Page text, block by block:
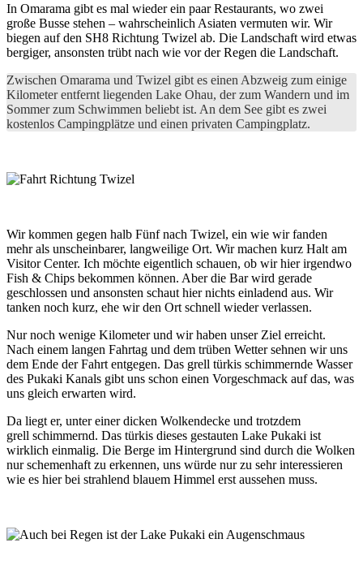
In Omarama gibt es mal wieder ein paar Restaurants, wo zwei
große Busse stehen – wahrscheinlich Asiaten vermuten wir. Wir
biegen auf den SH8 Richtung Twizel ab. Die Landschaft wird etwas
bergiger, ansonsten trübt nach wie vor der Regen die Landschaft.
Zwischen Omarama und Twizel gibt es einen Abzweig zum einige
Kilometer entfernt liegenden Lake Ohau, der zum Wandern und im
Sommer zum Schwimmen beliebt ist. An dem See gibt es zwei
kostenlos Campingplätze und einen privaten Campingplatz.
Wir kommen gegen halb Fünf nach Twizel, ein wie wir fanden
mehr als unscheinbarer, langweilige Ort. Wir machen kurz Halt am
Visitor Center. Ich möchte eigentlich schauen, ob wir hier irgendwo
Fish & Chips bekommen können. Aber die Bar wird gerade
geschlossen und ansonsten schaut hier nichts einladend aus. Wir
tanken noch kurz, ehe wir den Ort schnell wieder verlassen.
Nur noch wenige Kilometer und wir haben unser Ziel erreicht.
Nach einem langen Fahrtag und dem trüben Wetter sehnen wir uns
dem Ende der Fahrt entgegen. Das grell türkis schimmernde Wasser
des Pukaki Kanals gibt uns schon einen Vorgeschmack auf das, was
uns gleich erwarten wird.
Da liegt er, unter einer dicken Wolkendecke und trotzdem
grell schimmernd. Das türkis dieses gestauten Lake Pukaki ist
wirklich einmalig. Die Berge im Hintergrund sind durch die Wolken
nur schemenhaft zu erkennen, uns würde nur zu sehr interessieren
wie es hier bei strahlend blauem Himmel erst aussehen muss.